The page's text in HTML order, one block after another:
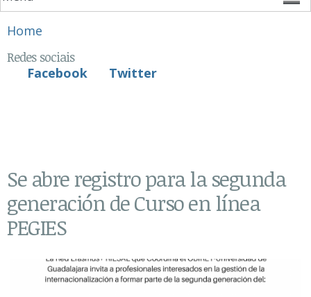
You are here
Home
Redes sociais
Facebook
Twitter
Se abre registro para la segunda
generación de Curso en línea
PEGIES